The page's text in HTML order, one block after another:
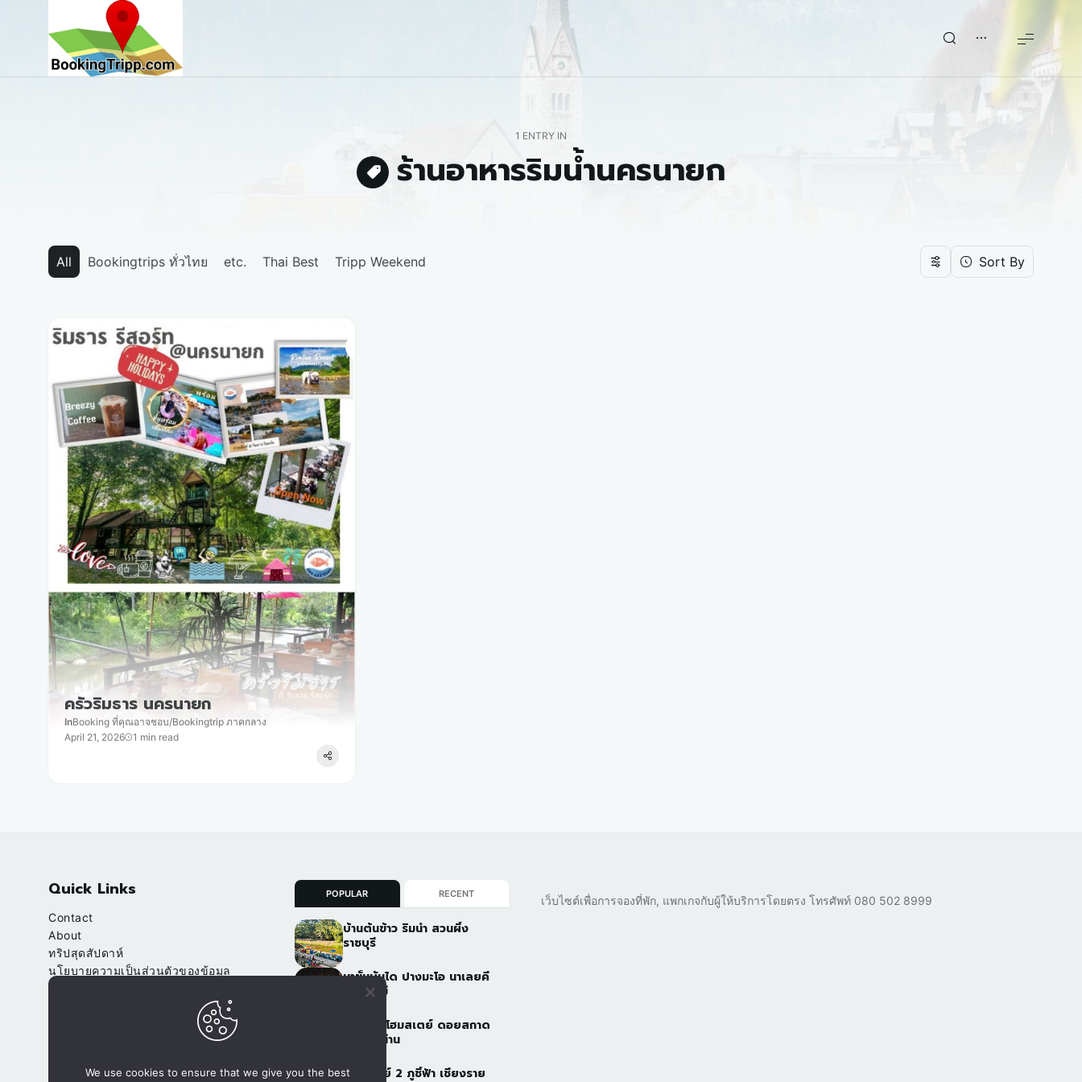
bookingtripp.com
1 ENTRY IN
ร้านอาหารริมน้ำนครนายก
All Bookingtrips ทั่วไทย etc. Thai Best Tripp Weekend Sort By
ครัวริมธาร นครนายก
InBooking ที่คุณอาจชอบ/Bookingtrip ภาคกลาง
April 21, 2026
1 min read
Quick Links
Contact
About
ทริปสุดสัปดาห์
นโยบายความเป็นส่วนตัวของข้อมูล
จองที่พัก.com
POPULAR RECENT
บ้านต้นข้าว ริมน้ำ สวนผึ้ง
ราชบุรี
นาขั้นบันได ปางมะโอ นาเลยคี
เชียงใหม่
จาวดอยโฮมสเตย์ ดอยสกาด
อ.ปัว จ.น่าน
ภูฟ้าอารีย์ 2 ภูชี้ฟ้า เชียงราย
เว็บไซต์เพื่อการจองที่พัก, แพกเกจกับผู้ให้บริการโดยตรง โทรศัพท์ 080 502 8999
We use cookies to ensure that we give you the best